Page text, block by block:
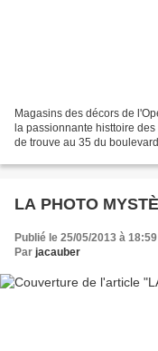
Magasins des décors de
la passionnante histtoire
de trouve au 35 du
LA PHOTO
Publié le 25/05/2013 à 18:59
Par jacauber